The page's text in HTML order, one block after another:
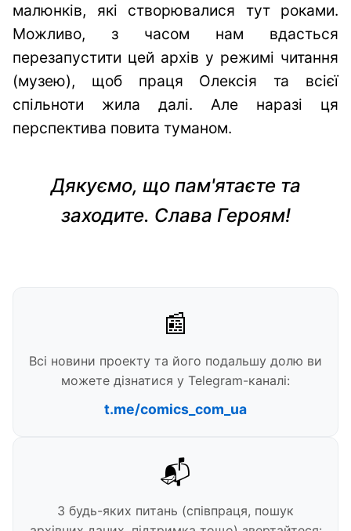
малюнків, які створювалися тут роками.
Можливо, з часом нам вдасться
перезапустити цей архів у режимі читання
(музею), щоб праця Олексія та всієї
спільноти жила далі. Але наразі ця
перспектива повита туманом.
Дякуємо, що пам'ятаєте та
заходите. Слава Героям!
📰
Всі новини проекту та його подальшу долю ви
можете дізнатися у Telegram-каналі:
t.me/comics_com_ua
📬
З будь-яких питань (співпраця, пошук